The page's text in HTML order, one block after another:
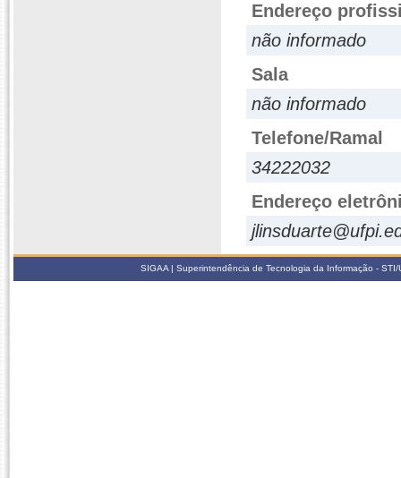
Endereço
não informado
Sala
não informado
Telefone/Ramal
34222032
Endereço
SIGAA | Superintendência de Tecnologia da Informação -